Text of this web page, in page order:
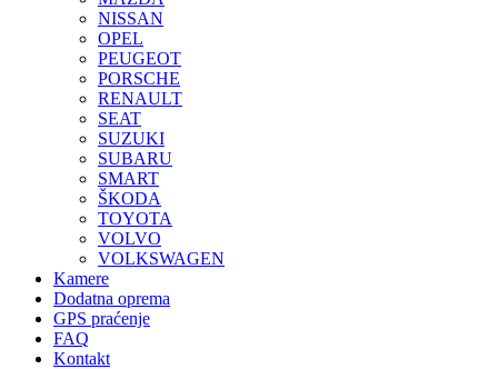
NISSAN
OPEL
PEUGEOT
PORSCHE
RENAULT
SEAT
SUZUKI
SUBARU
SMART
ŠKODA
TOYOTA
VOLVO
VOLKSWAGEN
Kamere
Dodatna oprema
GPS praćenje
FAQ
Kontakt